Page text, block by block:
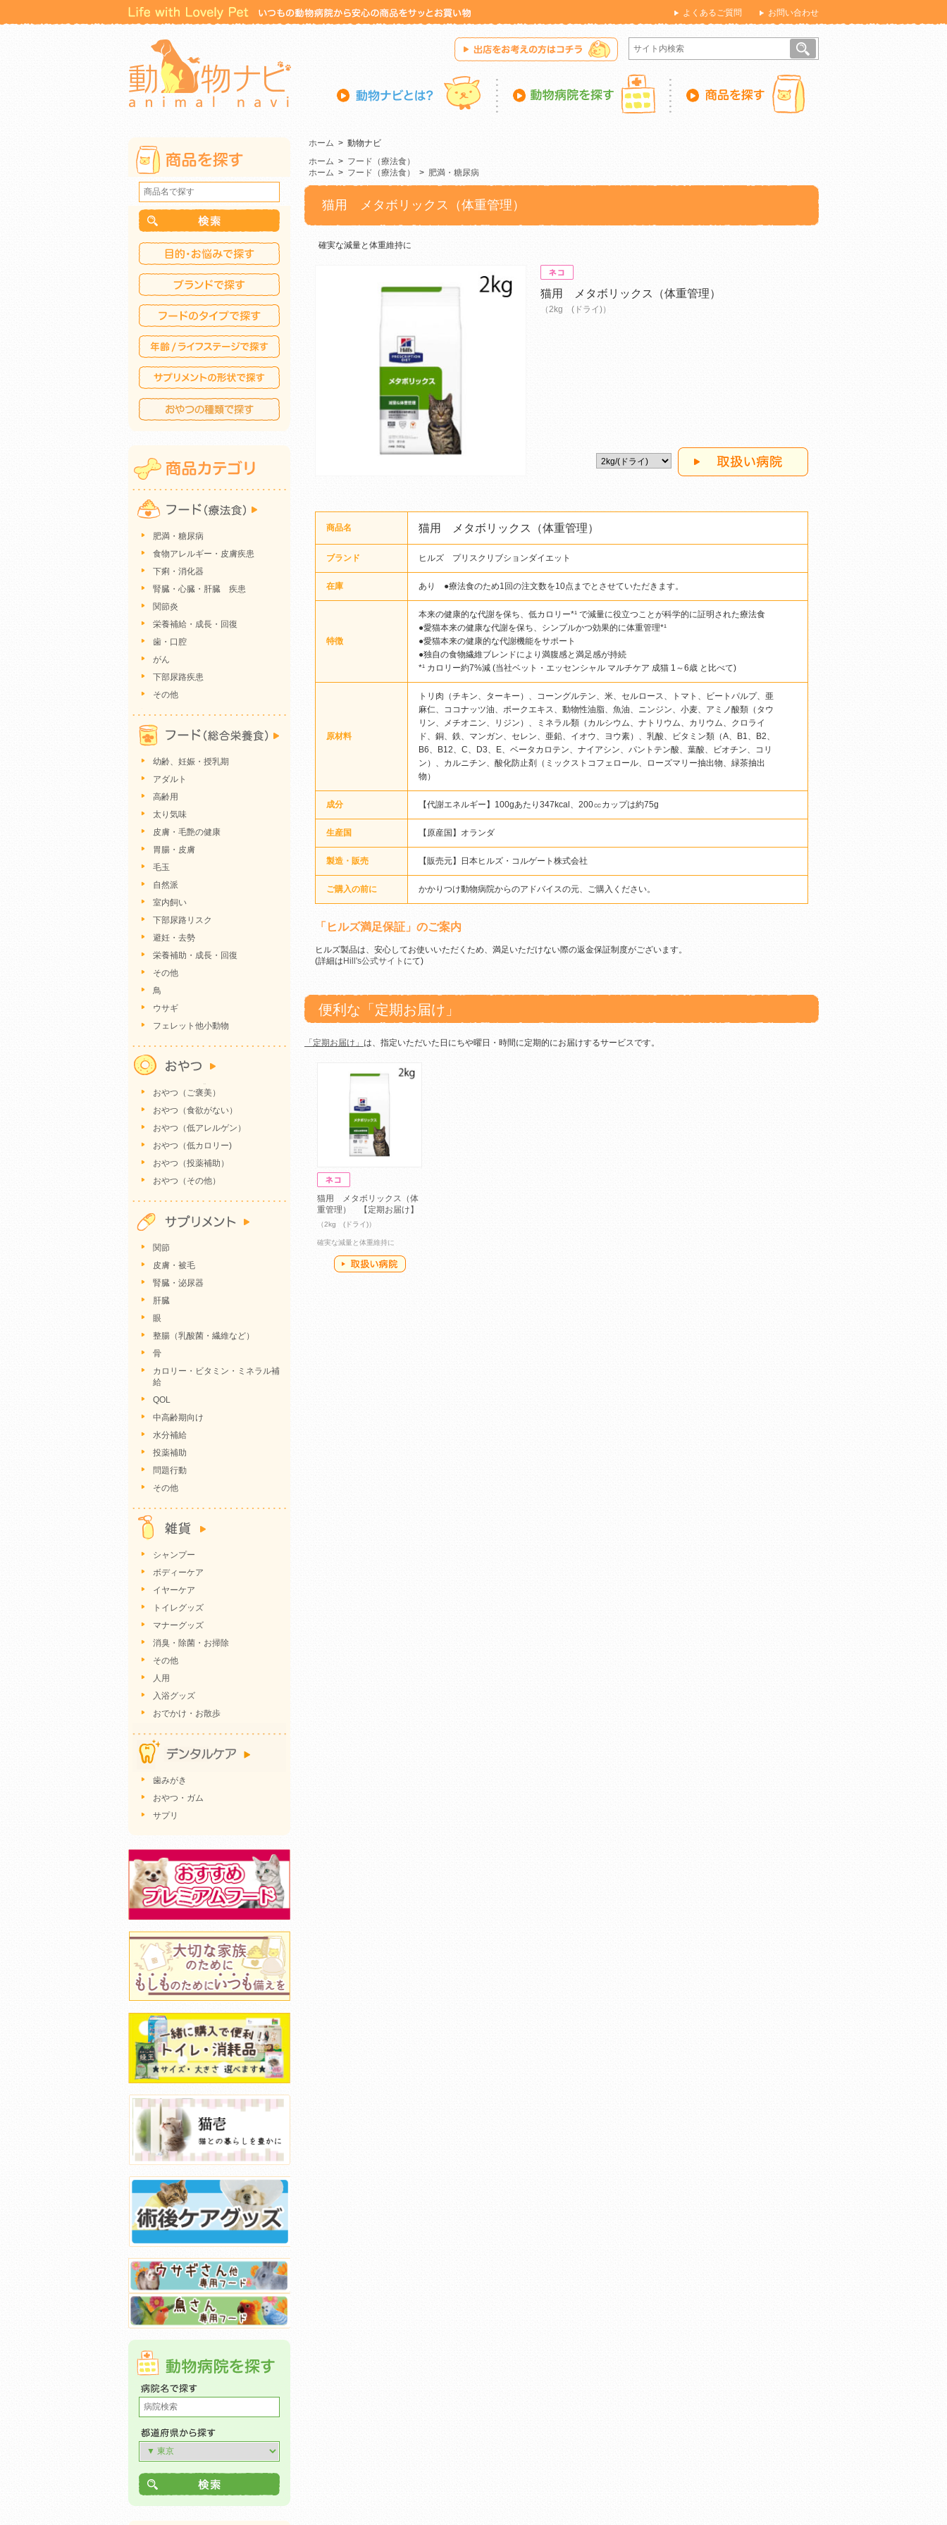
よくあるご質問 お問い合わせ
ホーム > 動物ナビ
ホーム > フード（療法食）
ホーム > フード（療法食） > 肥満・糖尿病
猫用 メタボリックス（体重管理）
確実な減量と体重維持に
猫用 メタボリックス（体重管理）
（2kg (ドライ)）
商品名 猫用 メタボリックス（体重管理）
ブランド ヒルズ プリスクリブションダイエット
在庫 あり ●療法食のため1回の注文数を10点までとさせていただきます。
特徴
本来の健康的な代謝を保ち、低カロリー*¹ で減量に役立つことが科学的に証明された療法食
●愛猫本来の健康な代謝を保ち、シンプルかつ効果的に体重管理*¹
●愛猫本来の健康的な代謝機能をサポート
●独自の食物繊維ブレンドにより満腹感と満足感が持続
*¹ カロリー約7%減 (当社ベット・エッセンシャル マルチケア 成猫 1～6歳 と比べて)
原材料
トリ肉（チキン、ターキー）、コーングルテン、米、セルロース、トマト、ビートパルプ、亜
麻仁、ココナッツ油、ポークエキス、動物性油脂、魚油、ニンジン、小麦、アミノ酸類（タウ
リン、メチオニン、リジン）、ミネラル類（カルシウム、ナトリウム、カリウム、クロライ
ド、銅、鉄、マンガン、セレン、亜鉛、イオウ、ヨウ素）、乳酸、ビタミン類（A、B1、B2、
B6、B12、C、D3、E、ベータカロテン、ナイアシン、パントテン酸、葉酸、ビオチン、コリ
ン）、カルニチン、酸化防止剤（ミックストコフェロール、ローズマリー抽出物、緑茶抽出
物）
成分 【代謝エネルギー】100gあたり347kcal、200㏄カップは約75g
生産国 【原産国】オランダ
製造・販売 【販売元】日本ヒルズ・コルゲート株式会社
ご購入の前に かかりつけ動物病院からのアドバイスの元、ご購入ください。
「ヒルズ満足保証」のご案内
ヒルズ製品は、安心してお使いいただくため、満足いただけない際の返金保証制度がございます。
(詳細は Hill's公式サイト にて)
便利な「定期お届け」
「定期お届け」 は、指定いただいた日にちや曜日・時間に定期的にお届けするサービスです。
猫用 メタボリックス（体
重管理） 【定期お届け】
（2kg (ドライ)）
確実な減量と体重維持に
肥満・糖尿病
食物アレルギー・皮膚疾患
下痢・消化器
腎臓・心臓・肝臓 疾患
関節炎
栄養補給・成長・回復
歯・口腔
がん
下部尿路疾患
その他
幼齢、妊娠・授乳期
アダルト
高齢用
太り気味
皮膚・毛艶の健康
胃腸・皮膚
毛玉
自然派
室内飼い
下部尿路リスク
避妊・去勢
栄養補助・成長・回復
その他
鳥
ウサギ
フェレット他小動物
おやつ（ご褒美）
おやつ（食欲がない）
おやつ（低アレルゲン）
おやつ（低カロリー)
おやつ（投薬補助）
おやつ（その他）
関節
皮膚・被毛
腎臓・泌尿器
肝臓
眼
整腸（乳酸菌・繊維など）
骨
カロリー・ビタミン・ミネラル補
給
QOL
中高齢期向け
水分補給
投薬補助
問題行動
その他
シャンプー
ボディーケア
イヤーケア
トイレグッズ
マナーグッズ
消臭・除菌・お掃除
その他
人用
入浴グッズ
おでかけ・お散歩
歯みがき
おやつ・ガム
サプリ